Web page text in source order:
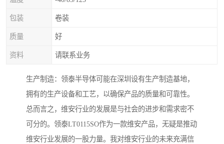
包装 卷装
质量 好
资料 请联系业务
生产制造：领泰半导体可能在深圳设有生产制造基地，
拥有的生产设备和工艺，以确保产品的质量和可靠性。
总而言之，维安行业的发展是与社会的进步和需求密不
可分的。领泰LT0115SO作为一款维安产品，无疑是推动
维安行业发展的一股力量。我对维安行业的未来充满信